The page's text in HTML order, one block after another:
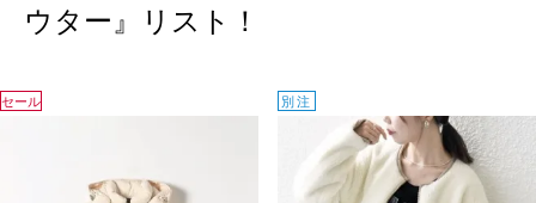
ウター』リスト！
セール 別注